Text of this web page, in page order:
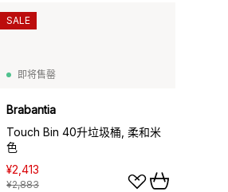
即将售罄
Brabantia
Touch Bin 40升垃圾桶, 柔和米
色
¥2,413
¥2,883
SALE